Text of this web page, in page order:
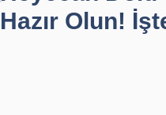
Hazır Olun!